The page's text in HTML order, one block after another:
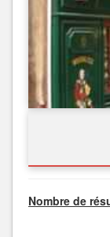
Nombre de